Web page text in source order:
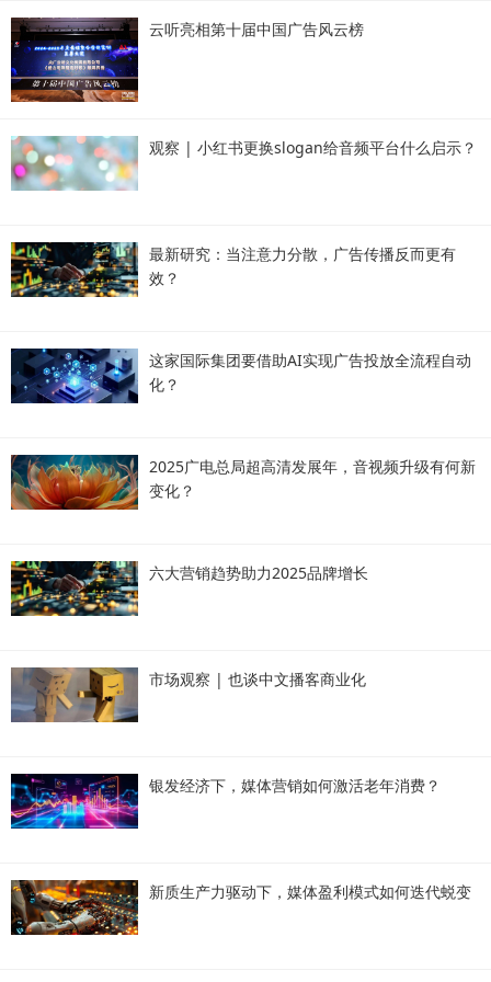
云听亮相第十届中国广告风云榜
观察 | 小红书更换slogan给音频平台什么启示？
最新研究：当注意力分散，广告传播反而更有
效？
这家国际集团要借助AI实现广告投放全流程自动
化？
2025广电总局超高清发展年，音视频升级有何新
变化？
六大营销趋势助力2025品牌增长
市场观察 | 也谈中文播客商业化
银发经济下，媒体营销如何激活老年消费？
新质生产力驱动下，媒体盈利模式如何迭代蜕变